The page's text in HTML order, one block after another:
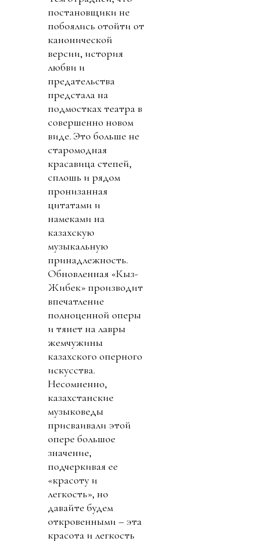
постановщики не
побоялись отойти от
канонической
версии, история
любви и
предательства
предстала на
подмостках театра в
совершенно новом
виде. Это больше не
старомодная
красавица степей,
сплошь и рядом
пронизанная
цитатами и
намеками на
казахскую
музыкальную
принадлежность.
Обновленная «Кыз-
Жибек» производит
впечатление
полноценной оперы
и тянет на лавры
жемчужины
казахского оперного
искусства.
Несомненно,
казахстанские
музыковеды
присваивали этой
опере большое
значение,
подчеркивая ее
«красоту и
легкость», но
давайте будем
откровенными – эта
красота и легкость